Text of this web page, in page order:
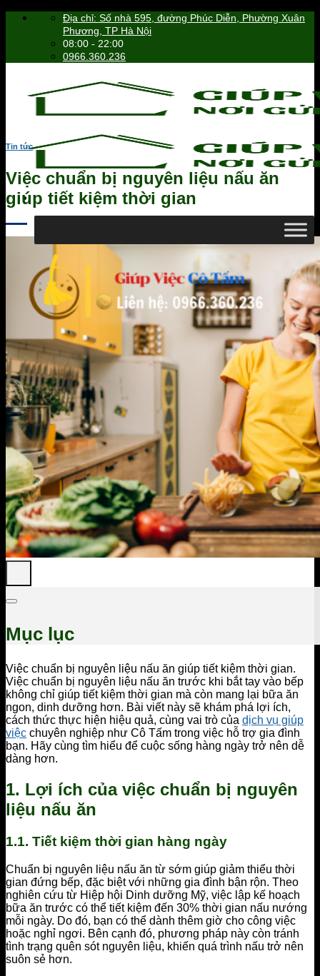
Skip
Địa chỉ: Số nhà 595, đường Phúc Diễn, Phường Xuân
Phương, TP Hà Nội
08:00 - 22:00
0966.360.236
0966.360.236
Tìm
kiếm:
Tin tức
Việc chuẩn bị nguyên liệu nấu ăn
giúp tiết kiệm thời gian
Mục lục
Việc chuẩn bị nguyên liệu nấu ăn giúp tiết kiệm thời gian.
Việc chuẩn bị nguyên liệu nấu ăn trước khi bắt tay vào bếp
không chỉ giúp tiết kiệm thời gian mà còn mang lại bữa ăn
ngon, dinh dưỡng hơn. Bài viết này sẽ khám phá lợi ích,
cách thức thực hiện hiệu quả, cùng vai trò của dịch vụ giúp
việc chuyên nghiệp như Cô Tấm trong việc hỗ trợ gia đình
bạn. Hãy cùng tìm hiểu để cuộc sống hàng ngày trở nên dễ
dàng hơn.
1. Lợi ích của việc chuẩn bị nguyên
liệu nấu ăn
1.1. Tiết kiệm thời gian hàng ngày
Chuẩn bị nguyên liệu nấu ăn từ sớm giúp giảm thiểu thời
gian đứng bếp, đặc biệt với những gia đình bận rộn. Theo
nghiên cứu từ Hiệp hội Dinh dưỡng Mỹ, việc lập kế hoạch
bữa ăn trước có thể tiết kiệm đến 30% thời gian nấu nướng
mỗi ngày. Do đó, bạn có thể dành thêm giờ cho công việc
hoặc nghỉ ngơi. Bên cạnh đó, phương pháp này còn tránh
tình trạng quên sót nguyên liệu, khiến quá trình nấu trở nên
suôn sẻ hơn.